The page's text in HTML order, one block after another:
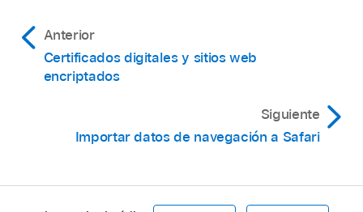
Anterior
Certificados digitales y sitios web
encriptados
Siguiente
Importar datos de navegación a Safari